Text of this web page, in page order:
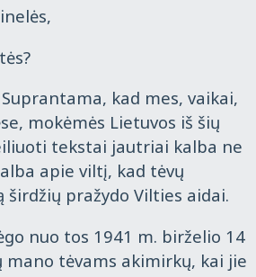
kad mes, vaikai,
mokėmės Lietuvos iš šių
tekstai jautriai kalba ne
apie viltį, kad tėvų
širdžių pražydo Vilties aidai.
nuo tos 1941 m. birželio 14
tėvams akimirkų, kai jie